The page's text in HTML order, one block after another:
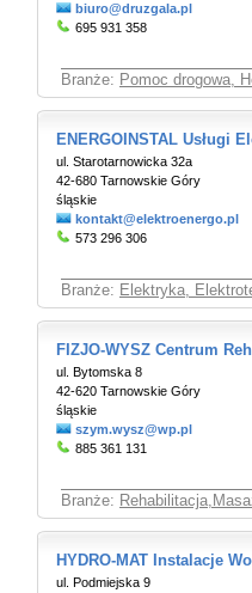
biuro@druzgala.pl
695 931 358
Branże: Pomoc drogowa,
ENERGOINSTAL Usługi
ul. Starotarnowicka 32a
42-680 Tarnowskie Góry
śląskie
kontakt@elektroenergo.pl
573 296 306
Branże: Elektryka,
FIZJO-WYSZ Centrum
ul. Bytomska 8
42-620 Tarnowskie Góry
śląskie
szym.wysz@wp.pl
885 361 131
Branże:
HYDRO-MAT Instalacje
ul. Podmiejska 9